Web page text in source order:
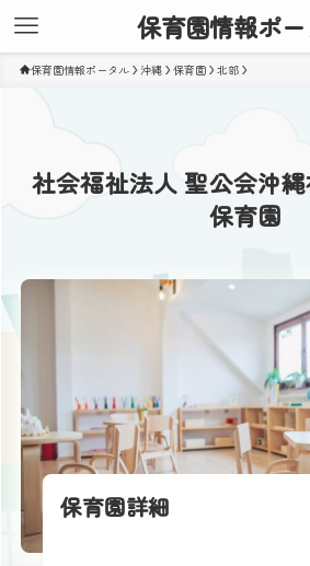
保育園情報ポ
保育園情報ポータル 沖縄 保育園 北部
社会福祉法人 聖公会沖
保育園
保育園詳細